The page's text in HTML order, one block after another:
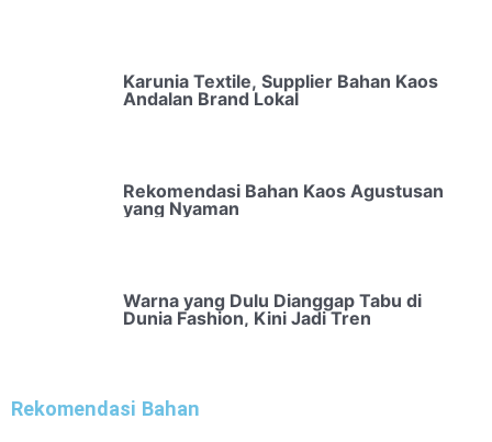
Karunia Textile, Supplier Bahan Kaos
Andalan Brand Lokal
Rekomendasi Bahan Kaos Agustusan
yang Nyaman
Warna yang Dulu Dianggap Tabu di
Dunia Fashion, Kini Jadi Tren
Rekomendasi Bahan